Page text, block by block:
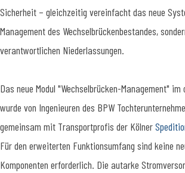
Sicherheit – gleichzeitig vereinfacht das neue
Management des Wechselbrückenbestandes,
verantwortlichen Niederlassungen.
Das neue Modul "Wechselbrücken-Management"
wurde von Ingenieuren des BPW
gemeinsam mit Transportprofis der Kölner
Für den erweiterten Funktionsumfang sind keine
Komponenten erforderlich. Die autarke